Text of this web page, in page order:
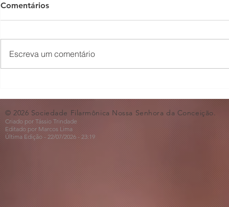
🎵🎶
ao Dia dos
Comentários
Escreva um comentário
© 2026 Sociedade Filarmônica Nossa Senhora da Conceição.
Criado por Tássio Trindade
Editado por Marcos Lima
Última Edição - 22/07/2026 - 23:19